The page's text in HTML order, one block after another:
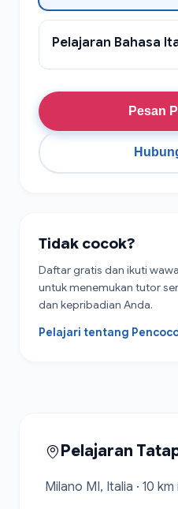
Pesan
Tidak cocok?
Daftar gratis dan ikuti
untuk menemukan tutor
dan kepribadian Anda.
Pelajari tentang
Pelajaran
Milano MI, Italia · 10